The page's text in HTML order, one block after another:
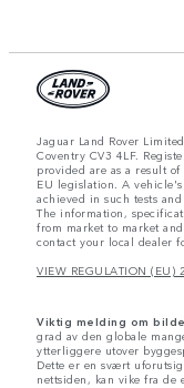
Jaguar Land Rover
Coventry CV3 4LF.
provided are as a result
EU legislation. A
achieved in such tests
The information,
from market to market
contact your local dealer
VIEW REGULATION (EU)
Viktig melding om
grad av den globale
ytterliggere utover
Dette er en svært
nettsiden, kan vike fra de